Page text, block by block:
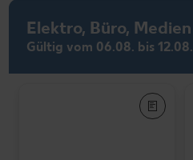
Elektro, Büro, Medien
Gültig vom 06.08. bis 12.08.